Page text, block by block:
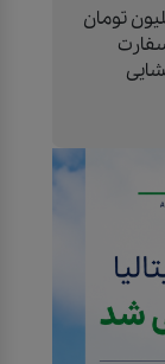
ویزامتریک ایتالیا به ۵ میلیون تومان